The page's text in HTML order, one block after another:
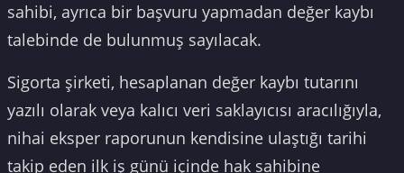
sahibi, ayrıca bir başvuru yapmadan değer kaybı
talebinde de bulunmuş sayılacak.
Sigorta şirketi, hesaplanan değer kaybı tutarını
yazılı olarak veya kalıcı veri saklayıcısı aracılığıyla,
nihai eksper raporunun kendisine ulaştığı tarihi
takip eden ilk iş günü içinde hak sahibine